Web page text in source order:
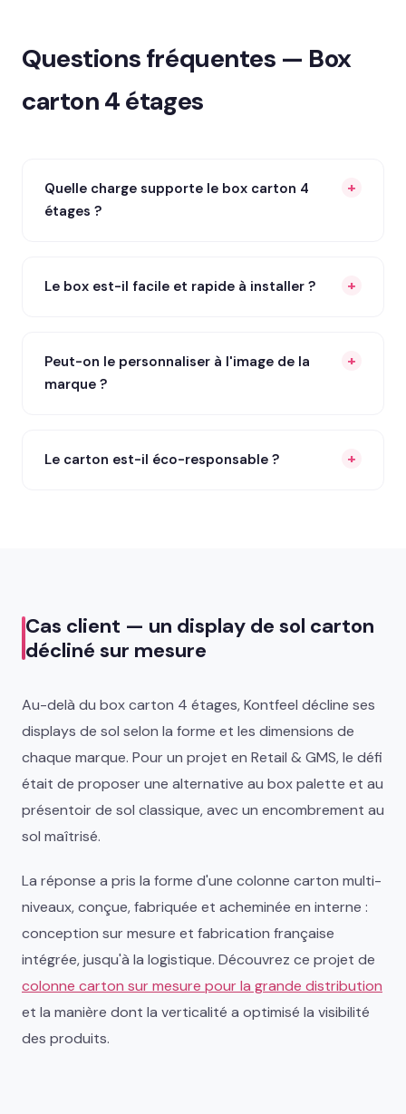
Questions fréquentes — Box
carton 4 étages
Quelle charge supporte le box carton 4
étages ?
Le box est-il facile et rapide à installer ?
Peut-on le personnaliser à l'image de la
marque ?
Le carton est-il éco-responsable ?
Cas client — un display de sol carton
décliné sur mesure
Au-delà du box carton 4 étages, Kontfeel décline ses
displays de sol selon la forme et les dimensions de
chaque marque. Pour un projet en Retail & GMS, le défi
était de proposer une alternative au box palette et au
présentoir de sol classique, avec un encombrement au
sol maîtrisé.
La réponse a pris la forme d'une colonne carton multi-
niveaux, conçue, fabriquée et acheminée en interne :
conception sur mesure et fabrication française
intégrée, jusqu'à la logistique. Découvrez ce projet de
colonne carton sur mesure pour la grande distribution
et la manière dont la verticalité a optimisé la visibilité
des produits.